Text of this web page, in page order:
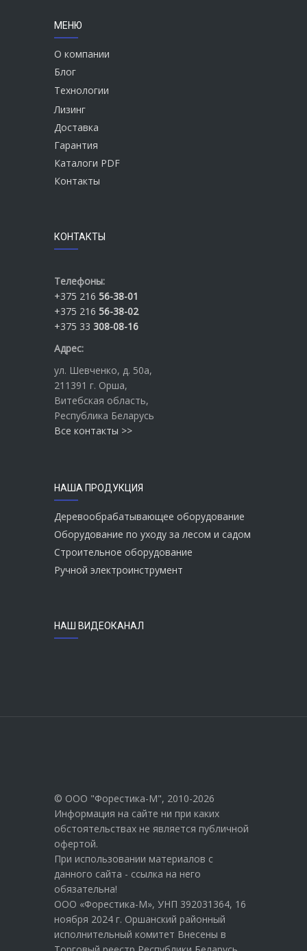
МЕНЮ
О компании
Блог
Технологии
Лизинг
Доставка
Гарантия
Каталоги PDF
Контакты
КОНТАКТЫ
Телефоны:
+375 216 56-38-01
+375 216 56-38-02
+375 33 308-08-16
Адрес:
ул. Шевченко, д. 50а,
211391 г. Орша,
Витебская область,
Республика Беларусь
Все контакты >>
НАША ПРОДУКЦИЯ
Деревообрабатывающее оборудование
Оборудование по уходу за лесом и садом
Строительное оборудование
Ручной электроинструмент
НАШ ВИДЕОКАНАЛ
© ООО "Форестика-М", 2010-2026
Информация на сайте ни при каких
обстоятельствах не является публичной
офертой.
При использовании материалов с
данного сайта - ссылка на него
обязательна!
ООО «Форестика-М», УНП 392031364, 16
ноября 2024 г. Оршанский районный
исполнительный комитет Внесены в